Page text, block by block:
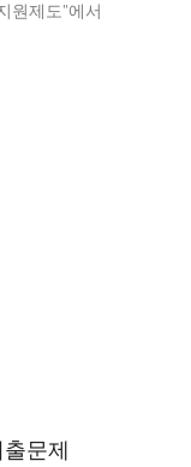
원제도"에서
문제